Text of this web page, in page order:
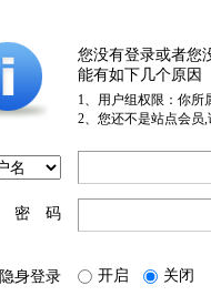
您没有登录或者您
能有如下几个原因
1、用户组权限：你所
2、您还不是站点会员
密 码
隐身登录 开启 关闭